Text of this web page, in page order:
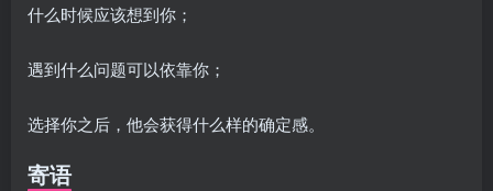
什么时候应该想到你；
遇到什么问题可以依靠你；
选择你之后，他会获得什么样的确定感。
寄语